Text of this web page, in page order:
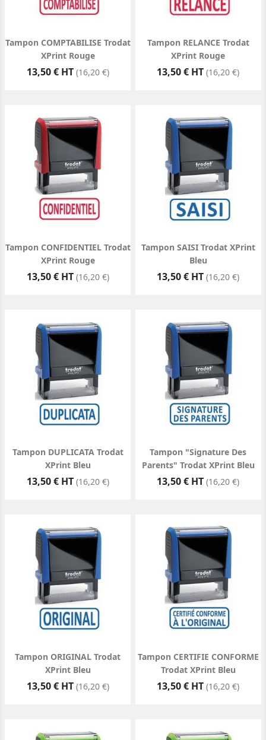
Tampon COMPTABILISE Trodat
XPrint Rouge
Prix
13,50 € HT (16,20 €)
Tampon RELANCE Trodat
XPrint Rouge
Prix
13,50 € HT (16,20 €)
Tampon CONFIDENTIEL Trodat
XPrint Rouge
Prix
13,50 € HT (16,20 €)
Tampon SAISI Trodat XPrint
Bleu
Prix
13,50 € HT (16,20 €)
Tampon DUPLICATA Trodat
XPrint Bleu
Prix
13,50 € HT (16,20 €)
Tampon "Signature Des
Parents" Trodat XPrint Bleu
Prix
13,50 € HT (16,20 €)
Tampon ORIGINAL Trodat
XPrint Bleu
Prix
13,50 € HT (16,20 €)
Tampon CERTIFIE CONFORME
Trodat XPrint Bleu
Prix
13,50 € HT (16,20 €)